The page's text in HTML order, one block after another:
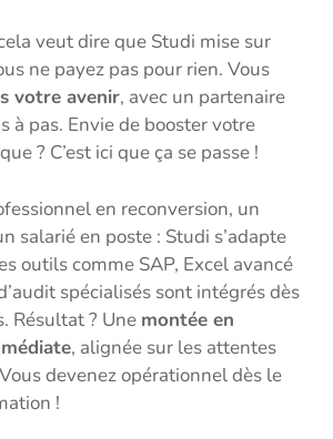
veut dire que Studi mise sur
ne payez pas pour rien. Vous
votre avenir, avec un partenaire
à pas. Envie de booster votre
? C’est ici que ça se passe !
en reconversion, un
salarié en poste : Studi s’adapte
outils comme SAP, Excel avancé
spécialisés sont intégrés dès
Résultat ? Une montée en
, alignée sur les attentes
devenez opérationnel dès le
!